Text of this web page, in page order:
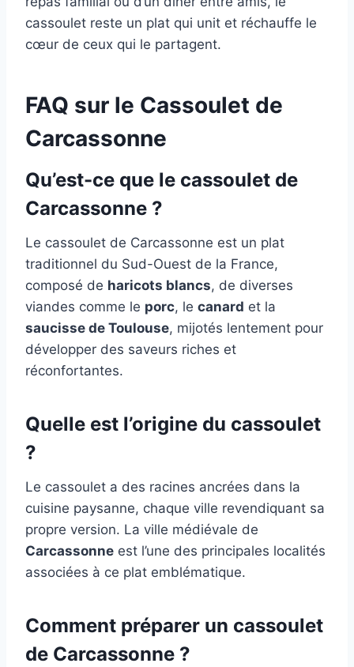
cassoulet reste un plat qui unit et réchauffe le
cœur de ceux qui le partagent.
FAQ sur le Cassoulet de
Carcassonne
Qu’est-ce que le cassoulet de
Carcassonne ?
Le cassoulet de Carcassonne est un plat
traditionnel du Sud-Ouest de la France,
composé de haricots blancs, de diverses
viandes comme le porc, le canard et la
saucisse de Toulouse, mijotés lentement pour
développer des saveurs riches et
réconfortantes.
Quelle est l’origine du cassoulet
?
Le cassoulet a des racines ancrées dans la
cuisine paysanne, chaque ville revendiquant sa
propre version. La ville médiévale de
Carcassonne est l’une des principales localités
associées à ce plat emblématique.
Comment préparer un cassoulet
de Carcassonne ?